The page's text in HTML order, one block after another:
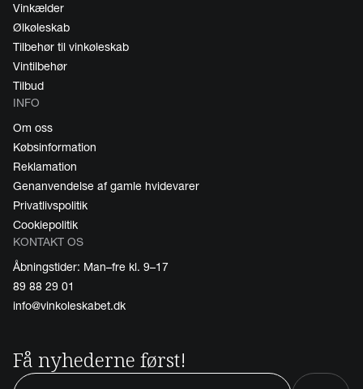
Vinkælder
Ølkøleskab
Tilbehør til vinkøleskab
Vintilbehør
Tilbud
INFO
Om oss
Købsinformation
Reklamation
Genanvendelse af gamle hvidevarer
Privatlivspolitik
Cookiepolitik
KONTAKT OS
Åbningstider: Man–fre kl. 9–17
89 88 29 01
info@vinkoleskabet.dk
Få nyhederne først!